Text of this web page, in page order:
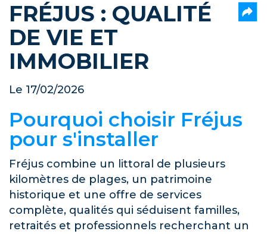
FRÉJUS : QUALITÉ
DE VIE ET
IMMOBILIER
Le 17/02/2026
Pourquoi choisir Fréjus
pour s'installer
Fréjus combine un littoral de plusieurs
kilomètres de plages, un patrimoine
historique et une offre de services
complète, qualités qui séduisent familles,
retraités et professionnels recherchant un